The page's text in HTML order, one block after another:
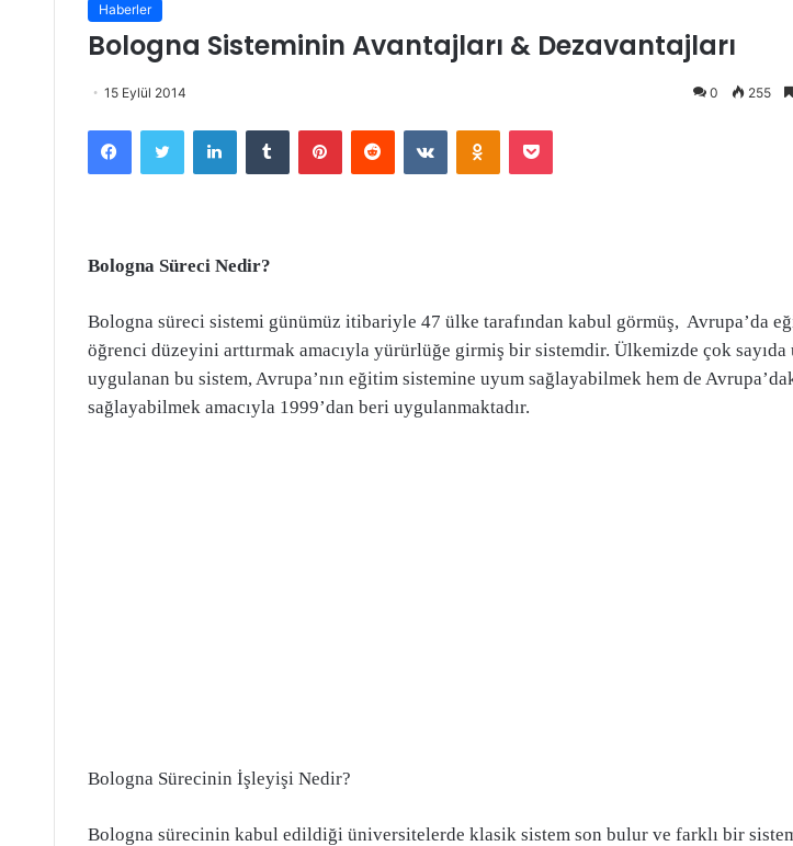
Haberler
Bologna Sisteminin Avantajları & Dezavantajları
15 Eylül 2014 0 255
Facebook Twitter LinkedIn Tumblr Pinterest Reddit VKontakte Odnoklassniki Pocket
Bologna Süreci Nedir?
Bologna süreci sistemi günümüz itibariyle 47 ülke tarafından kabul görmüş, Avrupa’da
öğrenci düzeyini arttırmak amacıyla yürürlüğe girmiş bir sistemdir. Ülkemizde çok sayıda
uygulanan bu sistem, Avrupa’nın eğitim sistemine uyum sağlayabilmek hem de
sağlayabilmek amacıyla 1999’dan beri uygulanmaktadır.
Bologna Sürecinin İşleyişi Nedir?
Bologna sürecinin kabul edildiği üniversitelerde klasik sistem son bulur ve farklı bir